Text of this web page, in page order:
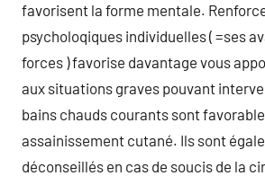
favorisent la forme mentale.
psycholoqiques individuelles ( =ses
forces ) favorise davantage vous
aux situations graves pouvant
bains chauds courants sont
assainissement cutané. Ils sont
déconseillés en cas de soucis de la